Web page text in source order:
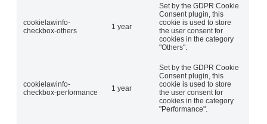
cookielawinfo-
checkbox-others
1 year
Set by the GDPR Cookie
Consent plugin, this
cookie is used to store
the user consent for
cookies in the category
"Others".
cookielawinfo-
checkbox-performance
1 year
Set by the GDPR Cookie
Consent plugin, this
cookie is used to store
the user consent for
cookies in the category
"Performance".